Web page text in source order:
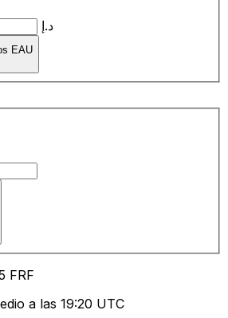
د.إ
EAU
FRF
a las 19:20 UTC